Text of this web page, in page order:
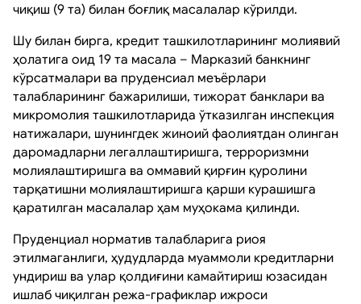
чиқиш (9 та) билан боғлиқ масалалар кўрилди.
Шу билан бирга, кредит ташкилотларининг молиявий
ҳолатига оид 19 та масала – Марказий банкнинг
кўрсатмалари ва пруденсиал меъёрлари
талабларининг бажарилиши, тижорат банклари ва
микромолия ташкилотларида ўтказилган инспекция
натижалари, шунингдек жиноий фаолиятдан олинган
даромадларни легаллаштиришга, терроризмни
молиялаштиришга ва оммавий қирғин қуролини
тарқатишни молиялаштиришга қарши курашишга
қаратилган масалалар ҳам муҳокама қилинди.
Пруденциал норматив талабларига риоя
этилмаганлиги, ҳудудларда муаммоли кредитларни
ундириш ва улар қолдиғини камайтириш юзасидан
ишлаб чиқилган режа-графиклар ижроси